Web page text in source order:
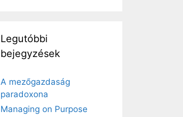
Legutóbbi
bejegyzések
A mezőgazdaság
paradoxona
Managing on Purpose